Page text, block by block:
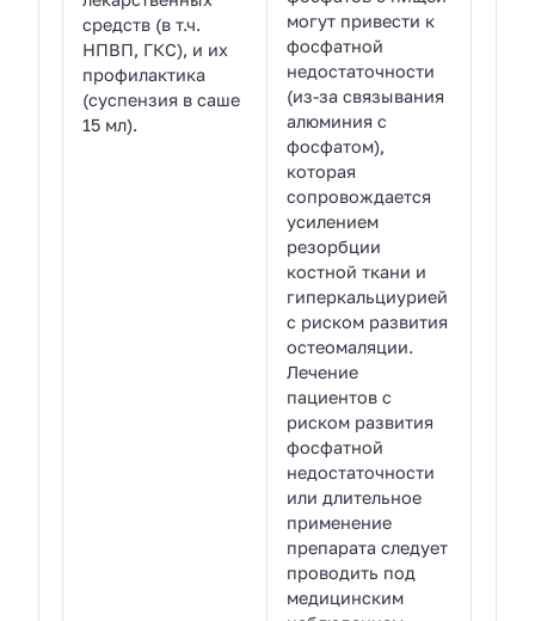
средств (в т.ч.
НПВП, ГКС), и их
профилактика
(суспензия в саше
15 мл).
могут привести к
фосфатной
недостаточности
(из-за связывания
алюминия с
фосфатом),
которая
сопровождается
усилением
резорбции
костной ткани и
гиперкальциурией
с риском развития
остеомаляции.
Лечение
пациентов с
риском развития
фосфатной
недостаточности
или длительное
применение
препарата следует
проводить под
медицинским